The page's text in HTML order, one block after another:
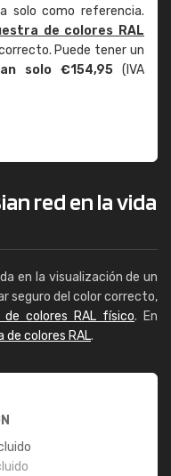
solo como referencia.
de colores RAL
Puede tener un
solo €154,95 (IVA
red en la vida
en la visualización de un
seguro del color correcto,
colores RAL físico. En
colores RAL.